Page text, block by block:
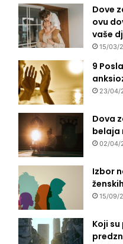
Dove
ovu
vaše
15/03/
9
23/04/
Dova
belaja
02/04/
Izbor
15/09/
Koji